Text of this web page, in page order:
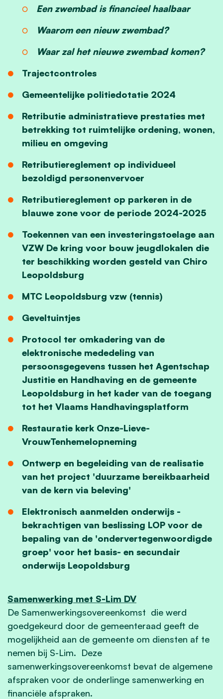
Een zwembad is financieel haalbaar
Waarom een nieuw zwembad?
Waar zal het nieuwe zwembad komen?
Trajectcontroles
Gemeentelijke politiedotatie 2024
Retributie administratieve prestaties met
betrekking tot ruimtelijke ordening, wonen,
milieu en omgeving
Retributiereglement op individueel
bezoldigd personenvervoer
Retributiereglement op parkeren in de
blauwe zone voor de periode 2024-2025
Toekennen van een investeringstoelage aan
VZW De kring voor bouw jeugdlokalen die
ter beschikking worden gesteld van Chiro
Leopoldsburg
MTC Leopoldsburg vzw (tennis)
Geveltuintjes
Protocol ter omkadering van de
elektronische mededeling van
persoonsgegevens tussen het Agentschap
Justitie en Handhaving en de gemeente
Leopoldsburg in het kader van de toegang
tot het Vlaams Handhavingsplatform
Restauratie kerk Onze-Lieve-
VrouwTenhemelopneming
Ontwerp en begeleiding van de realisatie
van het project 'duurzame bereikbaarheid
van de kern via beleving'
Elektronisch aanmelden onderwijs -
bekrachtigen van beslissing LOP voor de
bepaling van de 'ondervertegenwoordigde
groep' voor het basis- en secundair
onderwijs Leopoldsburg
Samenwerking met S-Lim DV
De Samenwerkingsovereenkomst die werd
goedgekeurd door de gemeenteraad geeft de
mogelijkheid aan de gemeente om diensten af te
nemen bij S-Lim. Deze
samenwerkingsovereenkomst bevat de algemene
afspraken voor de onderlinge samenwerking en
financiële afspraken.